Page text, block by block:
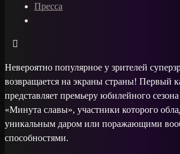
Пресса
Невероятно популярное у зрителей
возвращается на экраны страны! Первый
представляет премьеру юбилейного
«Минута славы», участники которого
уникальным даром или поражающими
способностями.